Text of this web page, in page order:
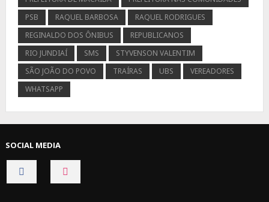
PSB
RAQUEL BARBOSA
RAQUEL RODRIGUES
REGINALDO DOS ÔNIBUS
REPUBLICANOS
RIO JUNDIAÍ
SMS
STYVENSON VALENTIM
SÃO JOÃO DO POVO
TRAÍRAS UBS
VEREADORES
WHATSAPP
SOCIAL MEDIA
CONNECT
ON